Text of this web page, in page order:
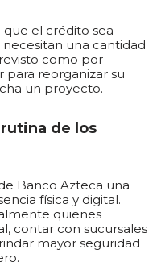
el crédito sea
una cantidad
como por
para reorganizar su
un proyecto.
de los
Banco Azteca una
física y digital.
quienes
contar con sucursales
mayor seguridad